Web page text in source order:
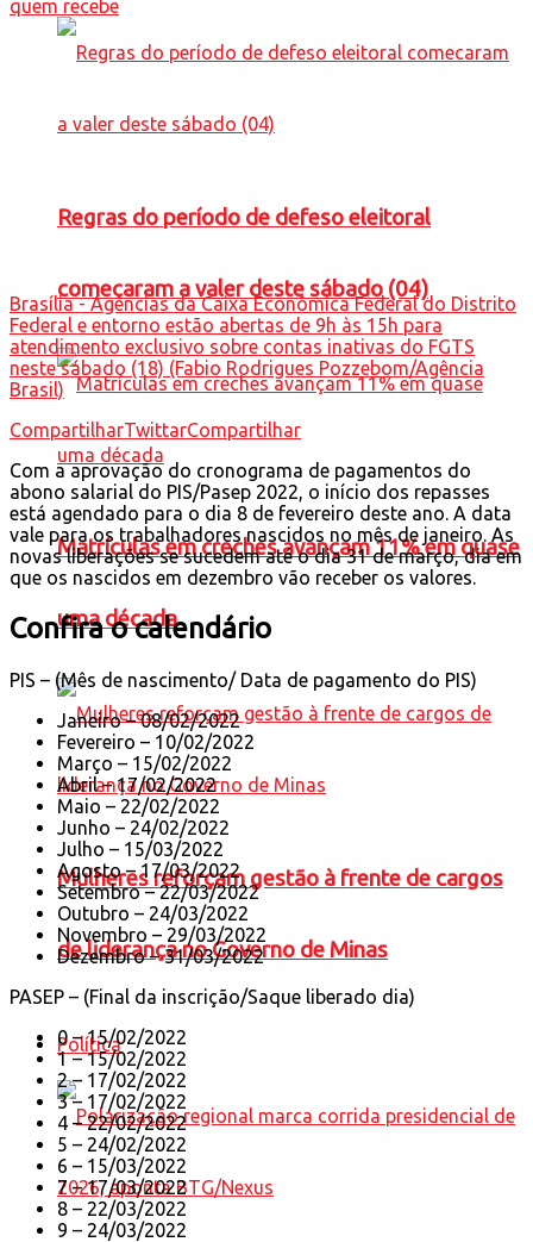
Regras do período de defeso eleitoral
comecaram a valer deste sábado (04)
Matrículas em creches avançam 11% em quase
uma década
Mulheres reforçam gestão à frente de cargos
de liderança no Governo de Minas
Política
Brasília - Agências da Caixa Econômica Federal do Distrito
Federal e entorno estão abertas de 9h às 15h para
atendimento exclusivo sobre contas inativas do FGTS
neste sábado (18) (Fabio Rodrigues Pozzebom/Agência
Brasil)
CompartilharTwittarCompartilhar
Com a aprovação do cronograma de pagamentos do
abono salarial do PIS/Pasep 2022, o início dos repasses
está agendado para o dia 8 de fevereiro deste ano. A data
vale para os trabalhadores nascidos no mês de janeiro. As
novas liberações se sucedem até o dia 31 de março, dia em
que os nascidos em dezembro vão receber os valores.
Confira o calendário
PIS – (Mês de nascimento/ Data de pagamento do PIS)
Janeiro – 08/02/2022
Fevereiro – 10/02/2022
Março – 15/02/2022
Abril – 17/02/2022
Maio – 22/02/2022
Junho – 24/02/2022
Julho – 15/03/2022
Agosto – 17/03/2022
Setembro – 22/03/2022
Outubro – 24/03/2022
Novembro – 29/03/2022
Dezembro – 31/03/2022
PASEP – (Final da inscrição/Saque liberado dia)
0 – 15/02/2022
1 – 15/02/2022
2 – 17/02/2022
3 – 17/02/2022
4 – 22/02/2022
5 – 24/02/2022
6 – 15/03/2022
7 – 17/03/2022
8 – 22/03/2022
9 – 24/03/2022